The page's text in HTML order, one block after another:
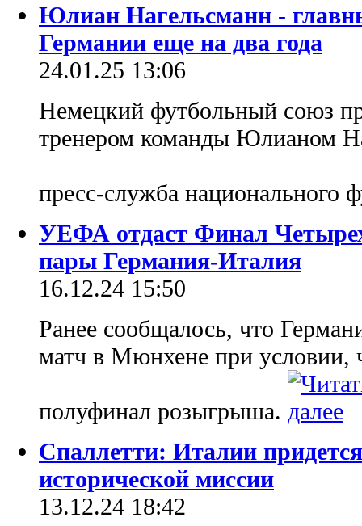
Юлиан Нагельсманн -
Германии еще на два года
24.01.25 13:06
Немецкий футбольный союз
тренером команды Юлианом
пресс-служба национального
УЕФА отдаст Финал
пары Германия-Италия
16.12.24 15:50
Ранее сообщалось, что
матч в Мюнхене при условии,
полуфинал розыгрыша.
Спаллетти: Италии придется
исторической миссии
13.12.24 18:42